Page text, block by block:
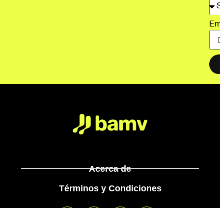
Acerca de
Términos y Condiciones